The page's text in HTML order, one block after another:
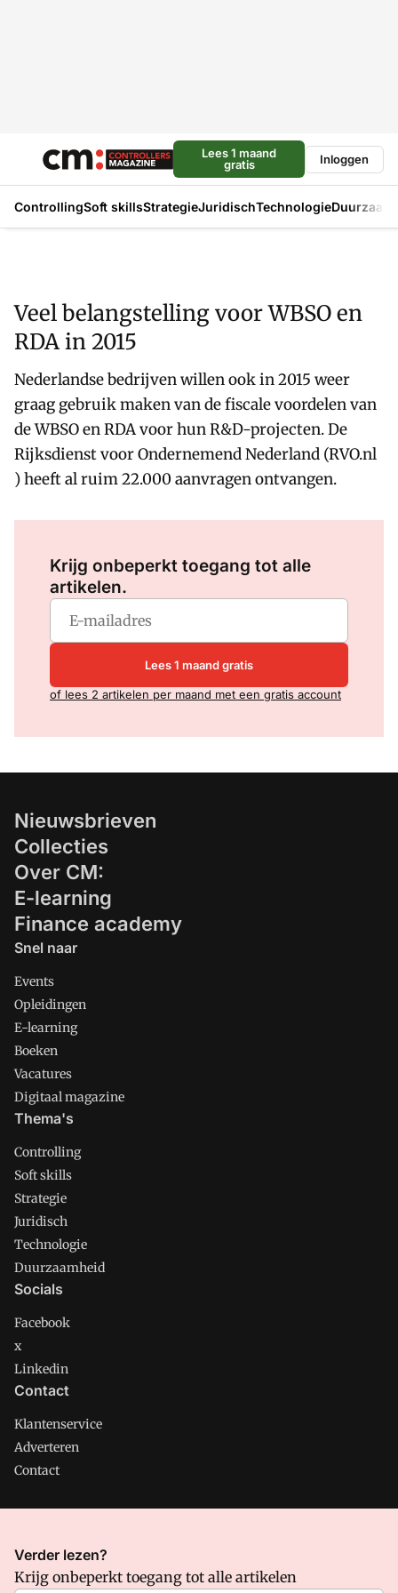
Lees 1 maand
gratis
Inloggen
ControllingSoft skillsStrategieJuridischTechnologie
Veel belangstelling voor WBSO en
RDA in 2015
Nederlandse bedrijven willen ook in 2015 weer
graag gebruik maken van de fiscale voordelen van
de WBSO en RDA voor hun R&D-projecten. De
Rijksdienst voor Ondernemend Nederland (RVO.nl
) heeft al ruim 22.000 aanvragen ontvangen.
Krijg onbeperkt toegang tot alle
artikelen.
Lees 1 maand gratis
of lees 2 artikelen per maand met een gratis account
Nieuwsbrieven
Collecties
Over CM:
E-learning
Finance academy
Snel naar
Events
Opleidingen
E-learning
Boeken
Vacatures
Digitaal magazine
Thema's
Controlling
Soft skills
Strategie
Juridisch
Technologie
Duurzaamheid
Socials
Facebook
x
Linkedin
Contact
Klantenservice
Adverteren
Contact
CMweb is onderdeel van VMN media. Lees in
waar VMN media voor staat. Op gebruik van deze site zijn de
Verder lezen?
Krijg onbeperkt toegang tot alle artikelen